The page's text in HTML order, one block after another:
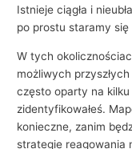
Istnieje ciągła i
po prostu staramy się
W tych
możliwych
często oparty na
zidentyfikowałeś.
konieczne, zanim
strategie reagowania